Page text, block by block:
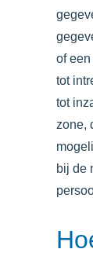
of
tot
tot
zone,
bij de